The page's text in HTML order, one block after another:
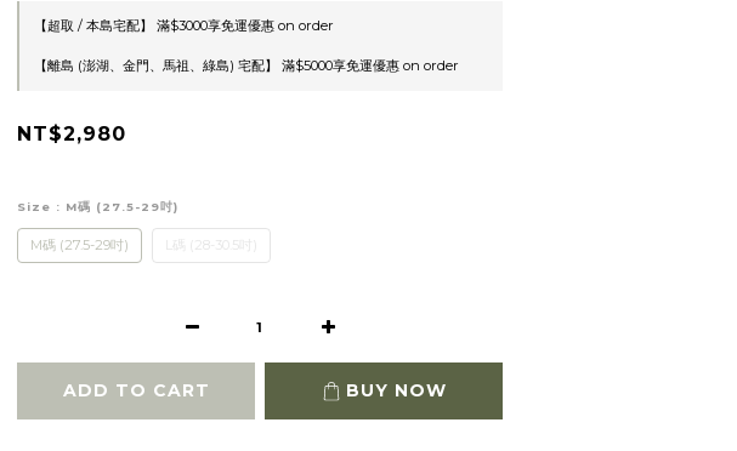
【超取 / 本島宅配】 滿$3000享免運優惠 on order
【離島 (澎湖、金門、馬祖、綠島) 宅配】 滿$5000享免運優惠 on order
NT$2,980
Size : M碼 (27.5-29吋)
M碼 (27.5-29吋) L碼 (28-30.5吋)
ADD TO CART BUY NOW